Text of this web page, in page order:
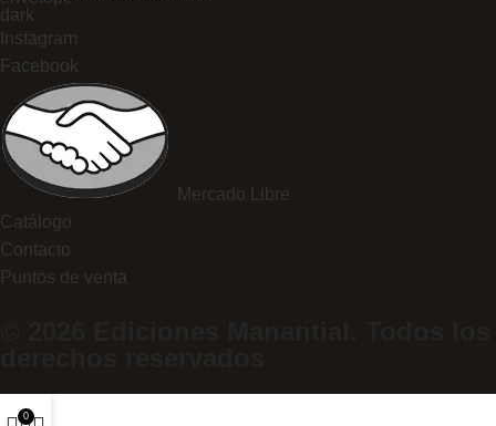
Instagram
Facebook
Mercado Libre
Catálogo
Contacto
Puntos de venta
0